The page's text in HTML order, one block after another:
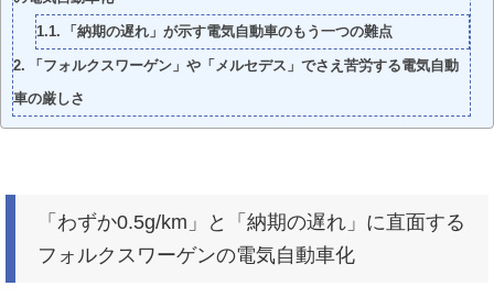
「納期の遅れ」が示す電気自動車のもう一つの難点
「フォルクスワーゲン」や「メルセデス」でさえ苦労する電気自動
車の厳しさ
「わずか0.5g/km」と「納期の遅れ」に直面する
フォルクスワーゲンの電気自動車化